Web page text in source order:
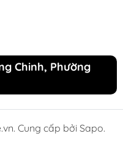
Chinh, Phường
Cung cấp bởi Sapo.